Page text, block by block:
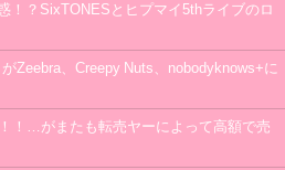
！？SixTONESとヒプマイ5thライブのロ
Zeebra、Creepy Nuts、nobodyknows+に
！…がまたも転売ヤーによって高額で売